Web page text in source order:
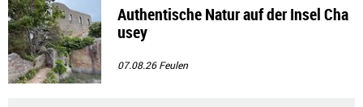
Authentische Natur auf der Insel Cha
usey
07.08.26Feulen